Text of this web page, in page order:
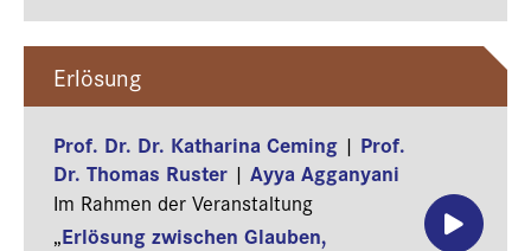
Erlösung
Prof. Dr. Dr. Katharina Ceming | Prof.
Dr. Thomas Ruster | Ayya Agganyani
Im Rahmen der Veranstaltung
„Erlösung zwischen Glauben,